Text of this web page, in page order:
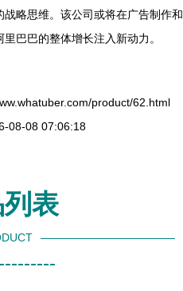
略思维。该公司或将在广告制作和
巴巴的整体增长注入新动力。
product/62.html
08-08 07:06:18
表